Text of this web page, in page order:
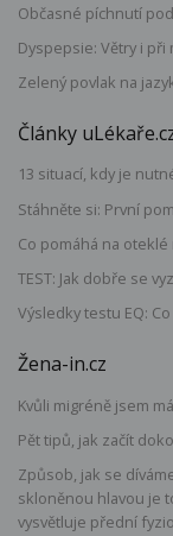
Občasné píchnutí
Dyspepsie: Větry i
Zelený povlak na
Články
13 situací, kdy je
Stáhněte si: První
Co pomáhá na
TEST: Jak dobře se
Výsledky testu EQ:
Žena-in.cz
Kvůli migréně jsem
Pět tipů, jak začít
Způsob, jak se
skloněnou hlavou je
vysvětluje přední